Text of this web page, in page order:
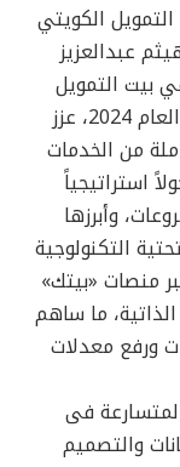
الكويتي
عبدالعزيز
بيت التمويل
الكويتي «بيتك»، حقق تطوراً كبيراً خلال العام 2024، عزز
من الخدمات
استراتيجياً
وأبرزها
التكنولوجية
منصات «بيتك»
ما ساهم
ورفع معدلات
فى
والتصميم